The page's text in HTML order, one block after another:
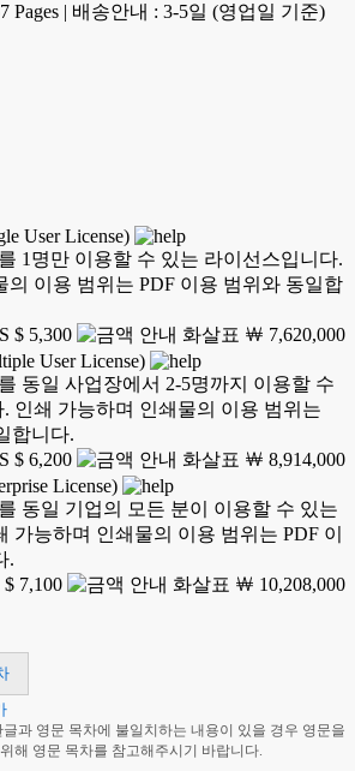
Pages | 배송안내 : 3-5일 (영업일 기준)
User License)
1명만 이용할 수 있는 라이선스입니다.
의 이용 범위는 PDF 이용 범위와 동일합
$ 5,300
￦ 7,620,000
User License)
동일 사업장에서 2-5명까지 이용할 수
인쇄 가능하며 인쇄물의 이용 범위는
합니다.
$ 6,200
￦ 8,914,000
License)
동일 기업의 모든 분이 이용할 수 있는
가능하며 인쇄물의 이용 범위는 PDF 이
.
$ 7,100
￦ 10,208,000
과 영문 목차에 불일치하는 내용이 있을 경우 영문을
해 영문 목차를 참고해주시기 바랍니다.